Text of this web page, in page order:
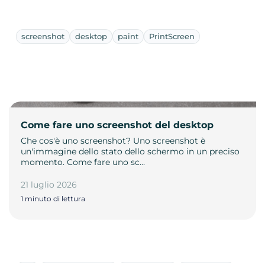
screenshot desktop paint PrintScreen
Come fare uno screenshot del desktop
Che cos'è uno screenshot? Uno screenshot è
un'immagine dello stato dello schermo in un preciso
momento. Come fare uno sc…
21 luglio 2026
1 minuto di lettura